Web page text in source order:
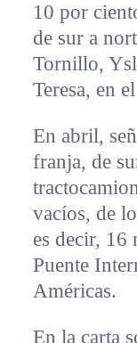
10 por
de sur a
Tornillo,
Teresa, en
En abril,
franja, de
vacíos, de
es decir, 16
Puente
Américas.
En la carta